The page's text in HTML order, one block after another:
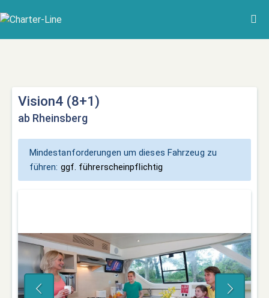
Vision4 (8+1)
ab Rheinsberg
Mindestanforderungen um dieses Fahrzeug zu
führen: ggf. führerscheinpflichtig